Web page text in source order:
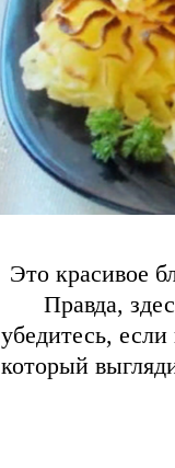
Это красивое
Правда,
убедитесь,
который